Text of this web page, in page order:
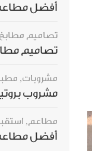
تصاميم مطابخ
مشروبات,
مطاعم,